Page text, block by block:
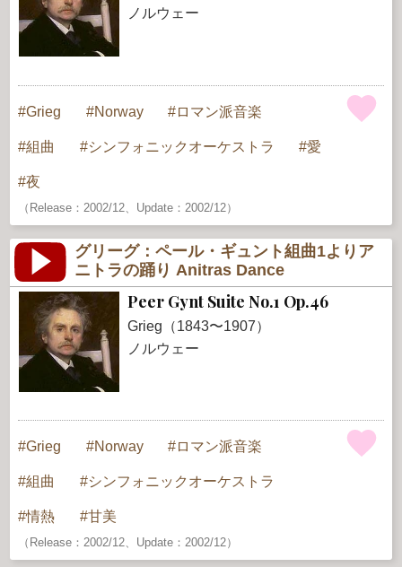
ノルウェー
Grieg Norway ロマン派音楽
組曲 シンフォニックオーケストラ 愛
夜
（Release：2002/12、Update：2002/12）
グリーグ：ペール・ギュント組曲1よりア
ニトラの踊り Anitras Dance
Peer Gynt Suite No.1 Op.46
Grieg（1843〜1907）
ノルウェー
Grieg Norway ロマン派音楽
組曲 シンフォニックオーケストラ
情熱 甘美
（Release：2002/12、Update：2002/12）